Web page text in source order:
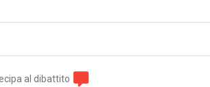
al dibattito